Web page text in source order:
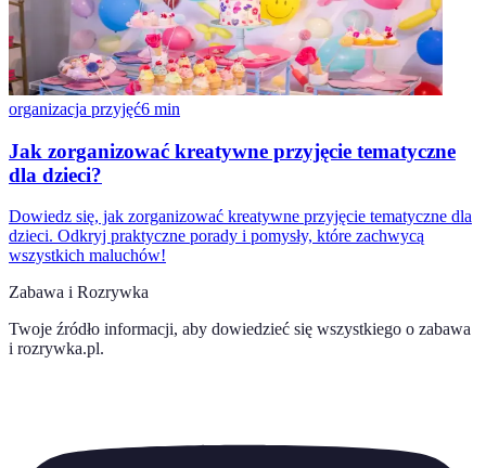
organizacja przyjęć6 min
Jak zorganizować kreatywne przyjęcie tematyczne
dla dzieci?
Dowiedz się, jak zorganizować kreatywne przyjęcie tematyczne dla
dzieci. Odkryj praktyczne porady i pomysły, które zachwycą
wszystkich maluchów!
Zabawa i Rozrywka
Twoje źródło informacji, aby dowiedzieć się wszystkiego o zabawa
i rozrywka.pl.